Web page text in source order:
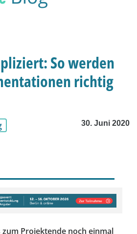
So werden
richtig
30. Juni 2020
Projektende noch einmal